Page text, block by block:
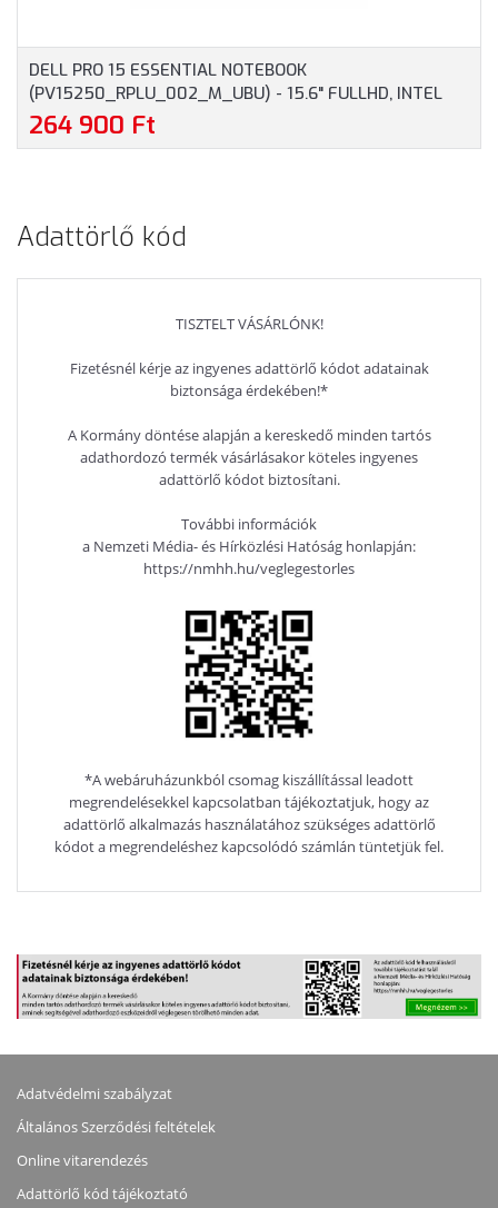
DELL PRO 15 ESSENTIAL NOTEBOOK
(PV15250_RPLU_002_M_UBU) - 15.6" FULLHD, INTEL
CORE I7-1355U, 16GB RAM, 512GB SSD, MAGYAR
BILLENTYŰZET, OPERÁCIÓS RENDSZER NÉLKÜL, 3 ÉV
264 900 Ft
Adattörlő kód
TISZTELT VÁSÁRLÓNK!
Fizetésnél kérje az ingyenes adattörlő kódot adatainak
biztonsága érdekében!*
A Kormány döntése alapján a kereskedő minden tartós
adathordozó termék vásárlásakor köteles ingyenes
adattörlő kódot biztosítani.
További információk
a Nemzeti Média- és Hírközlési Hatóság honlapján:
https://nmhh.hu/veglegestorles
*A webáruházunkból csomag kiszállítással leadott
megrendelésekkel kapcsolatban tájékoztatjuk, hogy az
adattörlő alkalmazás használatához szükséges adattörlő
kódot a megrendeléshez kapcsolódó számlán tüntetjük fel.
Adatvédelmi szabályzat
Általános Szerződési feltételek
Online vitarendezés
Adattörlő kód tájékoztató